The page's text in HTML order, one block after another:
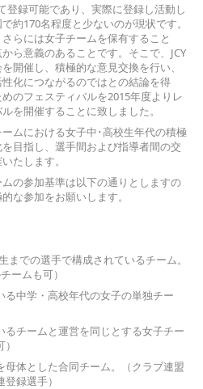
登録可能であり、実際に登録し活動し
約170名程度と少ないのが現状です。
らには女子チームを保有すること
ら意義のあることです。そこで、JCY
開催し、積極的な意見交換を行い、
化につながるのではとの結論を得
のフェスティバルを2015年度よりレ
を開催することに致しました。
ムにおける女子中･高校生年代の積極
目指し、選手間および指導者間の交
たします。
の参加基準は以下の通りとしますの
な参加をお願いします。
までの選手で構成されているチーム。
ームも可）
る中学・高校年代の女子の単独チー
るチームと運営を同じとする女子チー
母体とした合同チーム。（クラブ連盟
録選手）